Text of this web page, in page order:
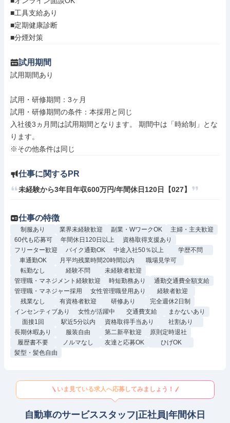
■工具支給あり
■定期健康診断
■分煙対策
試用期間
試用期間あり
試用・研修期間：3ヶ月
試用・研修期間の条件：本採用と同じ
入社後3ヵ月間は試用期間となります。 期間中は「時給制」とな
ります。
仕事に関するPR
未経験から3年目年収600万円/年間休日120日【027】
仕事の特徴
制服あり 業界未経験歓迎 副業・WワークOK
主婦・主夫歓迎
60代も応募可
年間休日120日以上
資格取得支援あり
フリーター歓迎
バイク通勤OK 中途入社50％以上
学歴不問
車通勤OK
月平均残業時間20時間以内
職場見学可
転勤なし
経験不問
未経験者歓迎
管理職・マネジメント経験歓迎
時短勤務あり
通勤交通費全額支給
管理職・マネジャー採用
女性管理職登用あり
経験者歓迎
残業なし
有資格者歓迎 研修あり
完全週休2日制
インセンティブあり
女性が活躍中 交通費支給
まかないあり
面接1回
駅近5分以内 資格取得手当あり
社割あり
長期休暇あり
服装自由 第二新卒歓迎
原則定時退社
履歴書不要
ノルマなし 友達と応募OK
ひげOK
髪型・髪色自由
いま見ている求人へ応募してみましょう！
自動車のサービススタッフ|正社員|年間休日